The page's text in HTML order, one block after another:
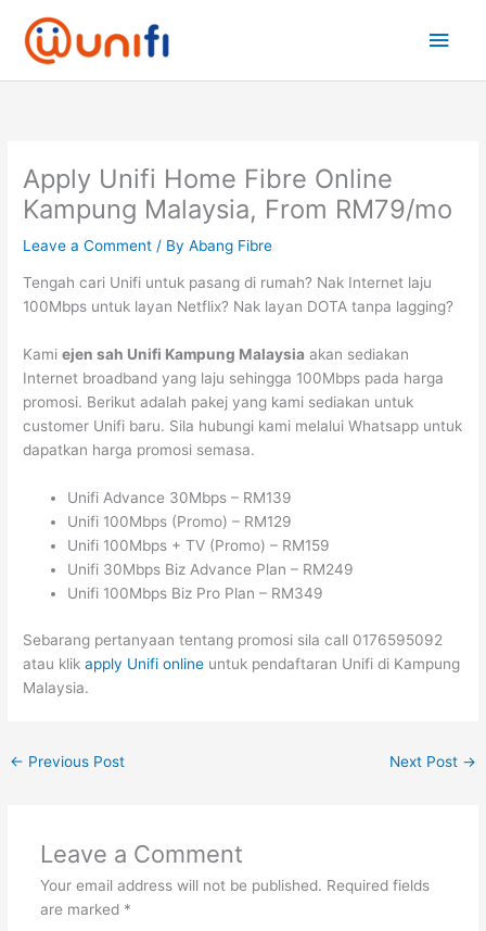
content
Apply Unifi Home Fibre Online
Kampung Malaysia, From RM79/mo
Leave a Comment / ByAbang Fibre
Tengah cari Unifi untuk pasang di rumah? Nak Internet laju
100Mbps untuk layan Netflix? Nak layan DOTA tanpa lagging?
Kamiejen sah Unifi Kampung Malaysia akan sediakan
Internet broadband yang laju sehingga 100Mbps pada harga
promosi. Berikut adalah pakej yang kami sediakan untuk
customer Unifi baru. Sila hubungi kami melalui Whatsapp untuk
dapatkan harga promosi semasa.
Unifi Advance 30Mbps – RM139
Unifi 100Mbps (Promo) – RM129
Unifi 100Mbps + TV (Promo) – RM159
Unifi 30Mbps Biz Advance Plan – RM249
Unifi 100Mbps Biz Pro Plan – RM349
Sebarang pertanyaan tentang promosi sila call 0176595092
atau klikapply Unifi online untuk pendaftaran Unifi di Kampung
Malaysia.
← Previous Post Next Post →
Leave a Comment
Your email address will not be published. Required fields
are marked *